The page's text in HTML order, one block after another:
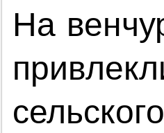
На